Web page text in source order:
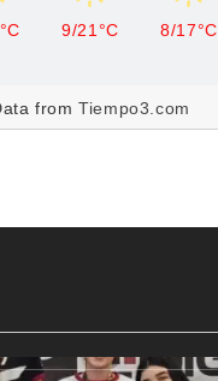
9/21°C 8/17°C
fromTiempo3.com